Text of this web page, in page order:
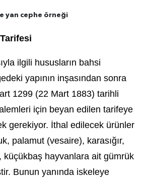
yan cephe örneği
ilgili hususların bahsi
yapının inşasından sonra
1299 (22 Mart 1883) tarihli
için beyan edilen tarifeye
gerekiyor. İthal edilecek ürünler
palamut (vesaire), karasığır,
küçükbaş hayvanlara ait gümrük
Bunun yanında iskeleye